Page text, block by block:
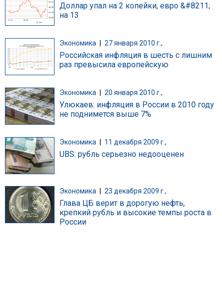
Доллар упал на 2 копейки, евро &#8211;
на 13
Экономика 27 января 2010 г.,
Российская инфляция в шесть с лишним
раз превысила европейскую
Экономика 20 января 2010 г.,
Улюкаев: инфляция в России в 2010 году
не поднимется выше 7%
Экономика 11 декабря 2009 г.,
UBS: рубль серьезно недооценен
Экономика 23 декабря 2009 г.,
Глава ЦБ верит в дорогую нефть,
крепкий рубль и высокие темпы роста в
России